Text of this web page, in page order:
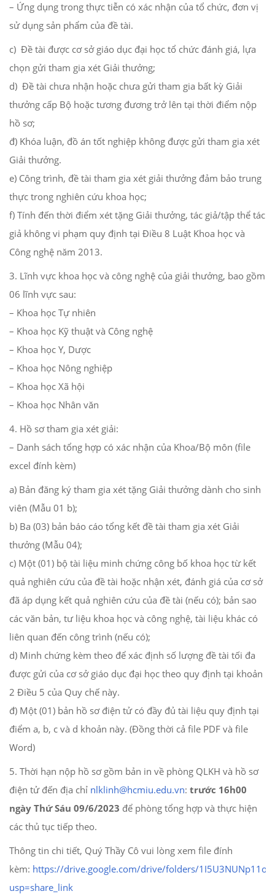
– Ứng dụng trong thực tiễn có xác nhận của tổ chức, đơn vị
sử dụng sản phẩm của đề tài.
c) Đề tài được cơ sở giáo dục đại học tổ chức đánh giá, lựa
chọn gửi tham gia xét Giải thưởng;
d) Đề tài chưa nhận hoặc chưa gửi tham gia bất kỳ Giải
thưởng cấp Bộ hoặc tương đương trở lên tại thời điểm nộp
hồ sơ;
đ) Khóa luận, đồ án tốt nghiệp không được gửi tham gia xét
Giải thưởng.
e) Công trình, đề tài tham gia xét giải thưởng đảm bảo trung
thực trong nghiên cứu khoa học;
f) Tính đến thời điểm xét tặng Giải thưởng, tác giả/tập thể tác
giả không vi phạm quy định tại Điều 8 Luật Khoa học và
Công nghệ năm 2013.
3. Lĩnh vực khoa học và công nghệ của giải thưởng, bao gồm
06 lĩnh vực sau:
– Khoa học Tự nhiên
– Khoa học Kỹ thuật và Công nghệ
– Khoa học Y, Dược
– Khoa học Nông nghiệp
– Khoa học Xã hội
– Khoa học Nhân văn
4. Hồ sơ tham gia xét giải:
– Danh sách tổng hợp có xác nhận của Khoa/Bộ môn (file
excel đính kèm)
a) Bản đăng ký tham gia xét tặng Giải thưởng dành cho sinh
viên (Mẫu 01 b);
b) Ba (03) bản báo cáo tổng kết đề tài tham gia xét Giải
thưởng (Mẫu 04);
c) Một (01) bộ tài liệu minh chứng công bố khoa học từ kết
quả nghiên cứu của đề tài hoặc nhận xét, đánh giá của cơ sở
đã áp dụng kết quả nghiên cứu của đề tài (nếu có); bản sao
các văn bản, tư liệu khoa học và công nghệ, tài liệu khác có
liên quan đến công trình (nếu có);
d) Minh chứng kèm theo để xác định số lượng đề tài tối đa
được gửi của cơ sở giáo dục đại học theo quy định tại khoản
2 Điều 5 của Quy chế này.
đ) Một (01) bản hồ sơ điện tử có đầy đủ tài liệu quy định tại
điểm a, b, c và d khoản này. (Đồng thời cả file PDF và file
Word)
5. Thời hạn nộp hồ sơ gồm bản in về phòng QLKH và hồ sơ
điện tử đến địa chỉ nlklinh@hcmiu.edu.vn: trước 16h00
ngày Thứ Sáu 09/6/2023 để phòng tổng hợp và thực hiện
các thủ tục tiếp theo.
Thông tin chi tiết, Quý Thầy Cô vui lòng xem file đính
kèm: https://drive.google.com/drive/folders/
usp=share_link